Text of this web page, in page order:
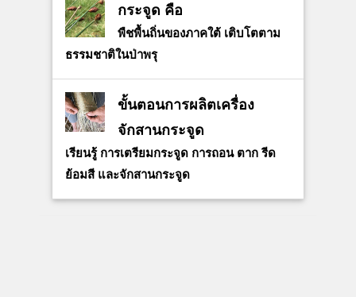
กระจูด คือ
พืชพื้นถิ่นของภาคใต้ เติบโตตาม
ธรรมชาติในป่าพรุ
ขั้นตอนการผลิตเครื่อง
จักสานกระจูด
เรียนรู้ การเตรียมกระจูด การถอน ตาก รีด
ย้อมสี และจักสานกระจูด